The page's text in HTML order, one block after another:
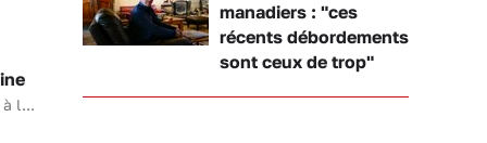
l...
manadiers : "ces
récents débordements
sont ceux de trop"